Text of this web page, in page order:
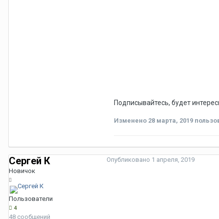
Подписывайтесь, будет
Изменено 28 марта, 2019
Сергей К
Новичок
Пользователи
4
48 сообщений
Опубликовано 1 апреля, 2019